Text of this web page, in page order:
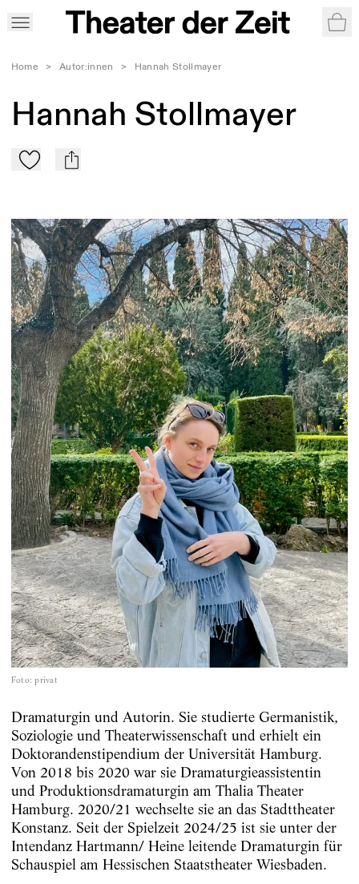
Home > Autor:innen > Hannah Stollmayer
Hannah Stollmayer
Zu Mein-TdZ hinzufügen
mail
Foto: privat
Dramaturgin und Autorin. Sie studierte Germanistik,
Soziologie und Theaterwissenschaft und erhielt ein
Doktorandenstipendium der Universität Hamburg.
Von 2018 bis 2020 war sie Dramaturgieassistentin
und Produktionsdramaturgin am Thalia Theater
Hamburg. 2020/21 wechselte sie an das Stadttheater
Konstanz. Seit der Spielzeit 2024/25 ist sie unter der
Intendanz Hartmann/ Heine leitende Dramaturgin für
Schauspiel am Hessischen Staatstheater Wiesbaden.